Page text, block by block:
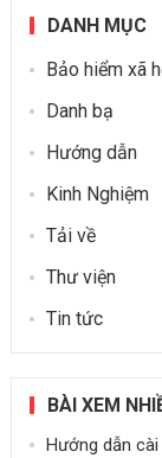
DANH MỤC
Bảo hiểm xã
Danh bạ
Hướng dẫn
Kinh Nghiệm
Tải về
Thư viện
Tin tức
BÀI XEM
Hướng dẫn